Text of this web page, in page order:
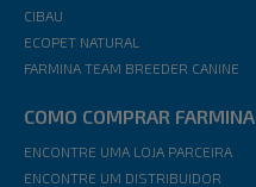
CIBAU
ECOPET NATURAL
FARMINA TEAM BREEDER CANINE
COMO COMPRAR FARMINA
ENCONTRE UMA LOJA PARCEIRA
ENCONTRE UM DISTRIBUIDOR